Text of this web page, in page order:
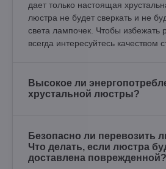
дает только настоящая
люстра не будет сверкать и не
света лампочек. Чтобы избежать
всегда интересуйтесь качеством
Высокое ли
хрустальной люстры?
Безопасно ли перевозить
Что делать, если люстра
доставлена поврежденной?